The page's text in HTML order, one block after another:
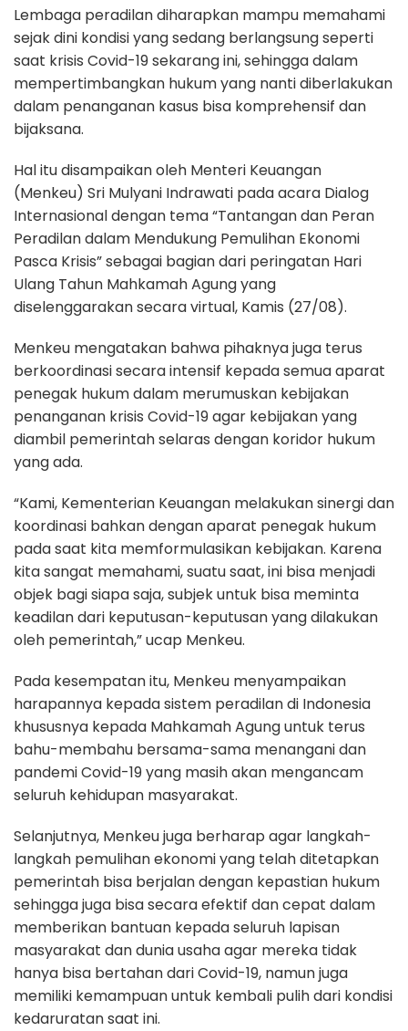
Lembaga peradilan diharapkan mampu memahami
sejak dini kondisi yang sedang berlangsung seperti
saat krisis Covid-19 sekarang ini, sehingga dalam
mempertimbangkan hukum yang nanti diberlakukan
dalam penanganan kasus bisa komprehensif dan
bijaksana.
Hal itu disampaikan oleh Menteri Keuangan
(Menkeu) Sri Mulyani Indrawati pada acara Dialog
Internasional dengan tema “Tantangan dan Peran
Peradilan dalam Mendukung Pemulihan Ekonomi
Pasca Krisis” sebagai bagian dari peringatan Hari
Ulang Tahun Mahkamah Agung yang
diselenggarakan secara virtual, Kamis (27/08).
Menkeu mengatakan bahwa pihaknya juga terus
berkoordinasi secara intensif kepada semua aparat
penegak hukum dalam merumuskan kebijakan
penanganan krisis Covid-19 agar kebijakan yang
diambil pemerintah selaras dengan koridor hukum
yang ada.
“Kami, Kementerian Keuangan melakukan sinergi dan
koordinasi bahkan dengan aparat penegak hukum
pada saat kita memformulasikan kebijakan. Karena
kita sangat memahami, suatu saat, ini bisa menjadi
objek bagi siapa saja, subjek untuk bisa meminta
keadilan dari keputusan-keputusan yang dilakukan
oleh pemerintah,” ucap Menkeu.
Pada kesempatan itu, Menkeu menyampaikan
harapannya kepada sistem peradilan di Indonesia
khususnya kepada Mahkamah Agung untuk terus
bahu-membahu bersama-sama menangani dan
pandemi Covid-19 yang masih akan mengancam
seluruh kehidupan masyarakat.
Selanjutnya, Menkeu juga berharap agar langkah-
langkah pemulihan ekonomi yang telah ditetapkan
pemerintah bisa berjalan dengan kepastian hukum
sehingga juga bisa secara efektif dan cepat dalam
memberikan bantuan kepada seluruh lapisan
masyarakat dan dunia usaha agar mereka tidak
hanya bisa bertahan dari Covid-19, namun juga
memiliki kemampuan untuk kembali pulih dari kondisi
kedaruratan saat ini.